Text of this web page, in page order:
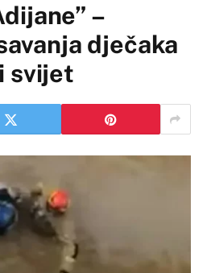
–
dječaka
svijet